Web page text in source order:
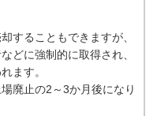
することもできますが、
どに強制的に取得され、
ます。
廃止の2～3か月後になり